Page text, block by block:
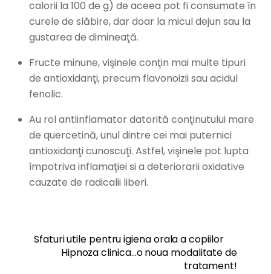
calorii la 100 de g) de aceea pot fi consumate în
curele de slăbire, dar doar la micul dejun sau la
gustarea de dimineaţă.
Fructe minune, vişinele conţin mai multe tipuri
de antioxidanţi, precum flavonoizii sau acidul
fenolic.
Au rol antiinflamator datorită conţinutului mare
de quercetină, unul dintre cei mai puternici
antioxidanţi cunoscuţi. Astfel, vişinele pot lupta
împotriva inflamaţiei si a deteriorarii oxidative
cauzate de radicalii liberi.
Sfaturi utile pentru igiena orala a copiilor
Hipnoza clinica…o noua modalitate de
tratament!